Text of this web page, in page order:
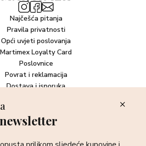
Najčešća pitanja
Pravila privatnosti
Opći uvjeti poslovanja
Martimex Loyalty Card
Poslovnice
Povrat i reklamacija
Dostava i isporuka